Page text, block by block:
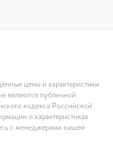
цены и характеристики
являются публичной
кодекса Российской
о характеристиках
с менеджерами нашей